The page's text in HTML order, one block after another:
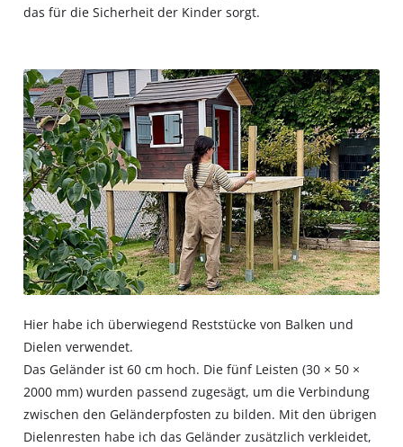
das für die Sicherheit der Kinder sorgt.
Hier habe ich überwiegend Reststücke von Balken und
Dielen verwendet.
Das Geländer ist 60 cm hoch. Die fünf Leisten (30 × 50 ×
2000 mm) wurden passend zugesägt, um die Verbindung
zwischen den Geländerpfosten zu bilden. Mit den übrigen
Dielenresten habe ich das Geländer zusätzlich verkleidet,